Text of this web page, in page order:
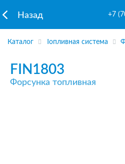
Назад +7
Каталог Топливная система
FIN1803
Форсунка топливная